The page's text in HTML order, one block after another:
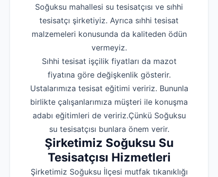
Soğuksu mahallesi su tesisatçısı ve sıhhi
tesisatçı şirketiyiz. Ayrıca sıhhi tesisat
malzemeleri konusunda da kaliteden ödün
vermeyiz.
Sıhhi tesisat işçilik fiyatları da mazot
fiyatına göre değişkenlik gösterir.
Ustalarımıza tesisat eğitimi veririz. Bununla
birlikte çalışanlarımıza müşteri ile konuşma
adabı eğitimleri de veririz.Çünkü Soğuksu
su tesisatçısı bunlara önem verir.
Şirketimiz Soğuksu Su
Tesisatçısı Hizmetleri
Şirketimiz Soğuksu İlçesi mutfak tıkanıklığı